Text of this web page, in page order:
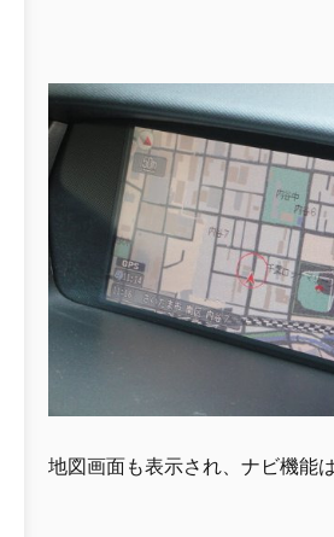
地図画面も表示され、ナビ機能